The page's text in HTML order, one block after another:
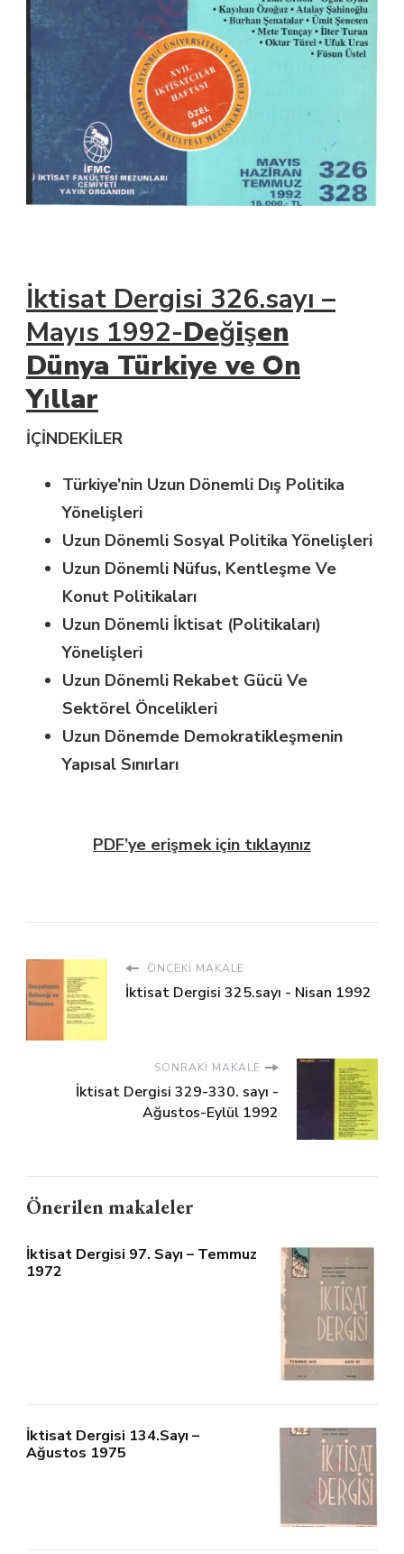
İktisat Dergisi 326.sayı –
Mayıs 1992-Değişen
Dünya Türkiye ve On
Yıllar
İÇİNDEKİLER
Türkiye’nin Uzun Dönemli Dış Politika
Yönelişleri
Uzun Dönemli Sosyal Politika Yönelişleri
Uzun Dönemli Nüfus, Kentleşme Ve
Konut Politikaları
Uzun Dönemli İktisat (Politikaları)
Yönelişleri
Uzun Dönemli Rekabet Gücü Ve
Sektörel Öncelikleri
Uzun Dönemde Demokratikleşmenin
Yapısal Sınırları
PDF’ye erişmek için tıklayınız
ÖNCEKI MAKALE
İktisat Dergisi 325.sayı - Nisan 1992
SONRAKI MAKALE
İktisat Dergisi 329-330. sayı -
Ağustos-Eylül 1992
Önerilen makaleler
İktisat Dergisi 97. Sayı – Temmuz
1972
İktisat Dergisi 134.Sayı –
Ağustos 1975